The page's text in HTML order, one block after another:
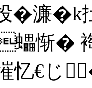
濂�k
惭� 裪
忆€じ